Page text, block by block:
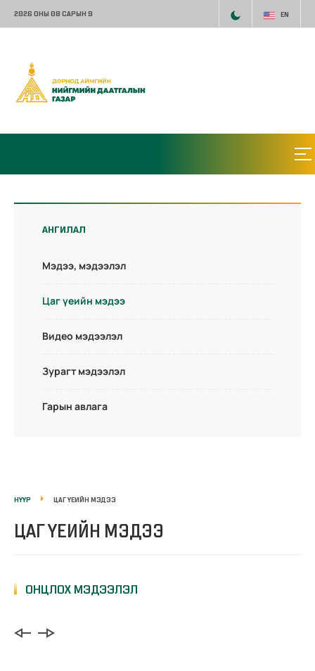
2026 ОНЫ 08 САРЫН 9 EN
АНГИЛАЛ
Мэдээ, мэдээлэл
Цаг үеийн мэдээ
Видео мэдээлэл
Зурагт мэдээлэл
Гарын авлага
НҮҮР ЦАГ ҮЕИЙН МЭДЭЭ
ЦАГ ҮЕИЙН МЭДЭЭ
ОНЦЛОХ МЭДЭЭЛЭЛ